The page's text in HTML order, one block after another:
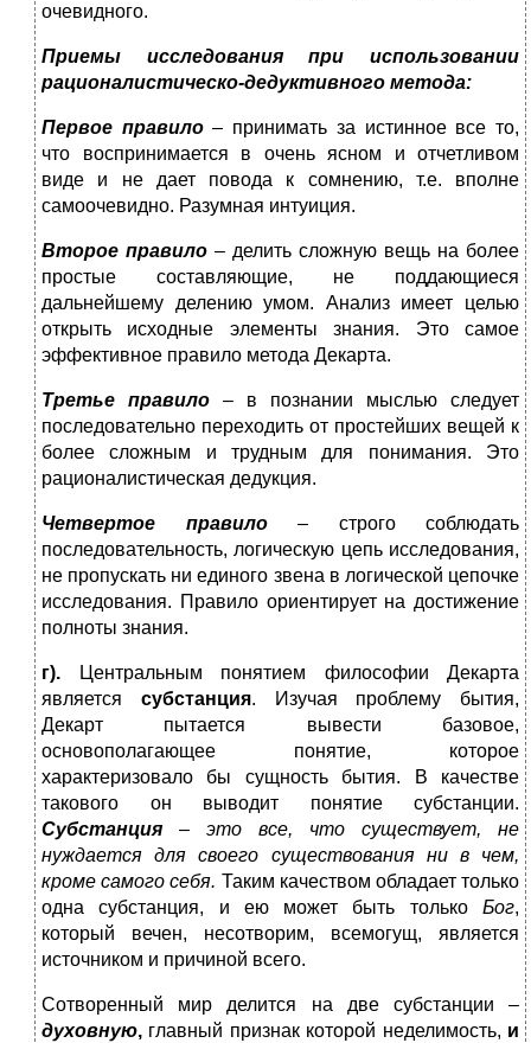
очевидного.
Приемы исследования при использовании
рационалистическо-дедуктивного метода:
Первое правило– принимать за истинное все то,
что воспринимается в очень ясном и отчетливом
виде и не дает повода к сомнению, т.е. вполне
самоочевидно. Разумная интуиция.
Второе правило – делить сложную вещь на более
простые составляющие, не поддающиеся
дальнейшему делению умом. Анализ имеет целью
открыть исходные элементы знания. Это самое
эффективное правило метода Декарта.
Третье правило – в познании мыслью следует
последовательно переходить от простейших вещей к
более сложным и трудным для понимания. Это
рационалистическая дедукция.
Четвертое правило– строго соблюдать
последовательность, логическую цепь исследования,
не пропускать ни единого звена в логической цепочке
исследования. Правило ориентирует на достижение
полноты знания.
г).
Центральным понятием философии Декарта
является субстанция. Изучая проблему бытия,
Декарт пытается вывести базовое,
основополагающее понятие, которое
характеризовало бы сущность бытия. В качестве
такового он выводит понятие субстанции.
Субстанция – это все, что существует, не
нуждается для своего существования ни в чем,
кроме самого себя. Таким качеством обладает только
одна субстанция, и ею может быть только Бог,
который вечен, несотворим, всемогущ, является
источником и причиной всего.
Сотворенный мир делится на две субстанции –
духовную, главный признак которой неделимость, и